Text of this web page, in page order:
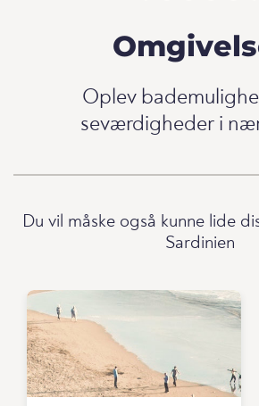
Oplev
seværdigheder i
Du vil måske også kunne lide
Sardinien